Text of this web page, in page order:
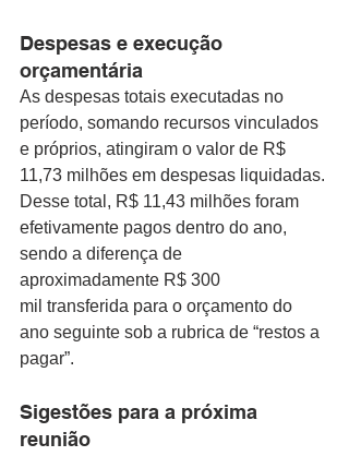
Despesas e execução
orçamentária
As despesas totais executadas no
período, somando recursos vinculados
e próprios, atingiram o valor de R$
11,73 milhões em despesas liquidadas.
Desse total, R$ 11,43 milhões foram
efetivamente pagos dentro do ano,
sendo a diferença de
aproximadamente R$ 300
mil transferida para o orçamento do
ano seguinte sob a rubrica de “restos a
pagar”.
Sigestões para a próxima
reunião